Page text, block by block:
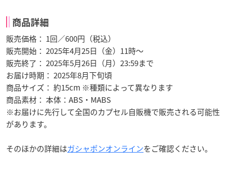
商品詳細
販売価格： 1回／600円（税込）
販売開始： 2025年4月25日（金）11時～
販売終了： 2025年5月26日（月）23:59まで
お届け時期： 2025年8月下旬頃
商品サイズ： 約15cm ※種類によって異なります
商品素材： 本体：ABS・MABS
※お届けに先行して全国のカプセル自販機で販売される可能性
があります。
そのほかの詳細はガシャポンオンラインをご確認ください。